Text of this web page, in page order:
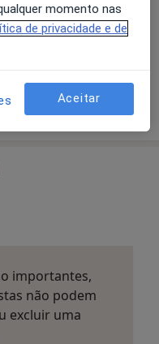
Arouca
importantes,
não podem
excluir uma
momento nas
de privacidade e de
Aceitar